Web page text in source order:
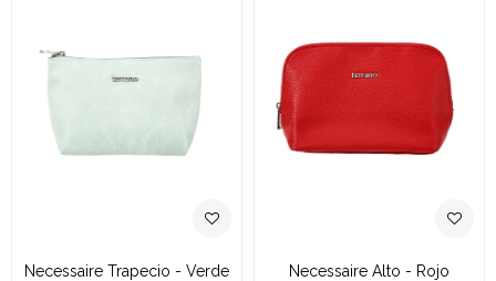
Necessaire Trapecio - Verde Necessaire Alto - Rojo